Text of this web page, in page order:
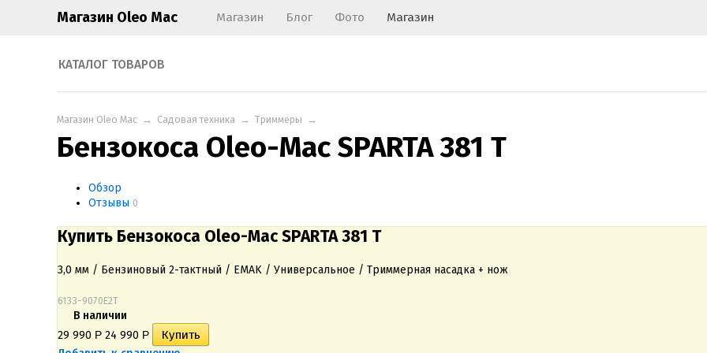
Магазин Oleo Mac Магазин Блог Фото Магазин
КАТАЛОГ ТОВАРОВ
Магазин Oleo Mac → Садовая техника → Триммеры →
Бензокоса Oleo-Mac SPARTA 381 T
Обзор
Отзывы 0
Купить Бензокоса Oleo-Mac SPARTA 381 T
3,0 мм / Бензиновый 2-тактный / EMAK / Универсальное / Триммерная насадка + нож
6133-9070E2T
В наличии
29 990 Р 24 990 Р